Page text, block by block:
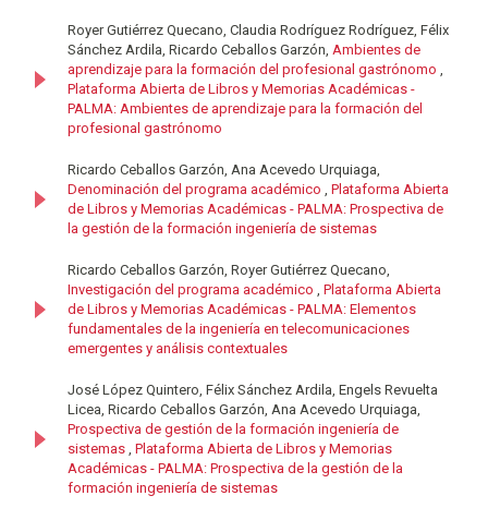
Royer Gutiérrez Quecano, Claudia Rodríguez Rodríguez, Félix
Sánchez Ardila, Ricardo Ceballos Garzón, Ambientes de
aprendizaje para la formación del profesional gastrónomo ,
Plataforma Abierta de Libros y Memorias Académicas -
PALMA: Ambientes de aprendizaje para la formación del
profesional gastrónomo
Ricardo Ceballos Garzón, Ana Acevedo Urquiaga,
Denominación del programa académico , Plataforma Abierta
de Libros y Memorias Académicas - PALMA: Prospectiva de
la gestión de la formación ingeniería de sistemas
Ricardo Ceballos Garzón, Royer Gutiérrez Quecano,
Investigación del programa académico , Plataforma Abierta
de Libros y Memorias Académicas - PALMA: Elementos
fundamentales de la ingeniería en telecomunicaciones
emergentes y análisis contextuales
José López Quintero, Félix Sánchez Ardila, Engels Revuelta
Licea, Ricardo Ceballos Garzón, Ana Acevedo Urquiaga,
Prospectiva de gestión de la formación ingeniería de
sistemas , Plataforma Abierta de Libros y Memorias
Académicas - PALMA: Prospectiva de la gestión de la
formación ingeniería de sistemas